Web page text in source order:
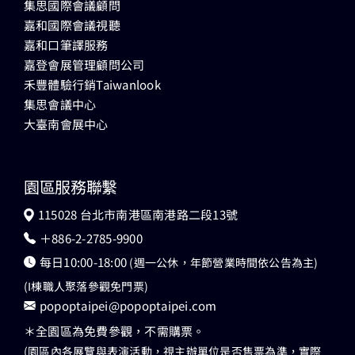
集思國際會議顧問
嘉和國際會議視聽
嘉和口筆譯服務
嘉登會展管理顧問公司
禾豐體驗行銷Taiwanlook
集思會議中心
大臺南會展中心
園區服務聯繫
115028 台北市南港區南港路二段13號
＋886-2-2785-9900
每日10:00-18:00 (週一公休，年節營業時間依公告為主)
(I棟職人聚落參觀免門票)
popoptaipei@popoptaipei.com
＊全園區為免費參觀，不需購票。
(園區內各展覽與表演活動，視主辦單位是否售票為準，實際